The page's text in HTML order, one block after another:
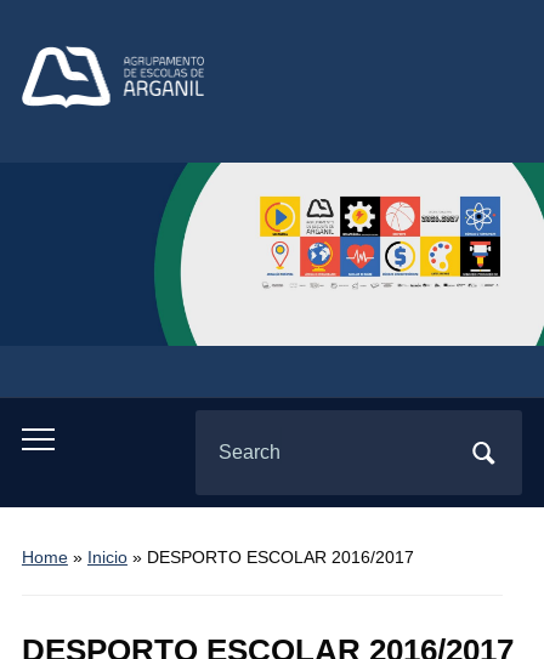
Toggle
menu
for:
Home» Inicio» DESPORTO ESCOLAR 2016/2017
DESPORTO ESCOLAR 2016/2017